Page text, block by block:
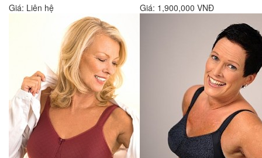
Giá: Liên hệ Giá: 1,900,000 VNĐ